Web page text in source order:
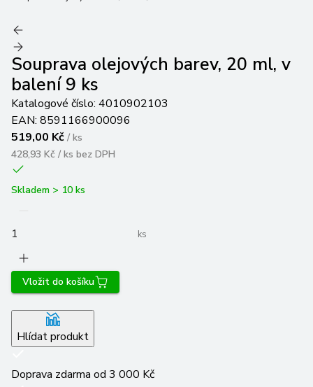
Souprava olejových barev, 20 ml, v
balení 9 ks
Katalogové číslo: 4010902103
EAN: 8591166900096
519,00 Kč / ks
428,93 Kč / ks bez DPH
Skladem > 10 ks
ks
Vložit do košíku
Hlídat produkt
Doprava zdarma od 3 000 Kč